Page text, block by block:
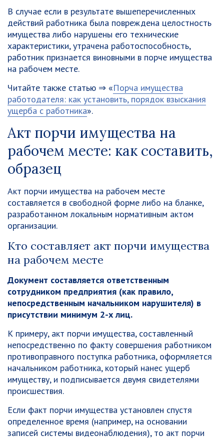
В случае если в результате вышеперечисленных
действий работника была повреждена целостность
имущества либо нарушены его технические
характеристики, утрачена работоспособность,
работник признается виновными в порче имущества
на рабочем месте.
Читайте также статью ⇒ «Порча имущества
работодателя: как установить, порядок взыскания
ущерба с работника».
Акт порчи имущества на
рабочем месте: как составить,
образец
Акт порчи имущества на рабочем месте
составляется в свободной форме либо на бланке,
разработанном локальным нормативным актом
организации.
Кто составляет акт порчи имущества
на рабочем месте
Документ составляется ответственным
сотрудником предприятия (как правило,
непосредственным начальником нарушителя) в
присутствии минимум 2-х лиц.
К примеру, акт порчи имущества, составленный
непосредственно по факту совершения работником
противоправного поступка работника, оформляется
начальником работника, который нанес ущерб
имуществу, и подписывается двумя свидетелями
происшествия.
Если факт порчи имущества установлен спустя
определенное время (например, на основании
записей системы видеонаблюдения), то акт порчи